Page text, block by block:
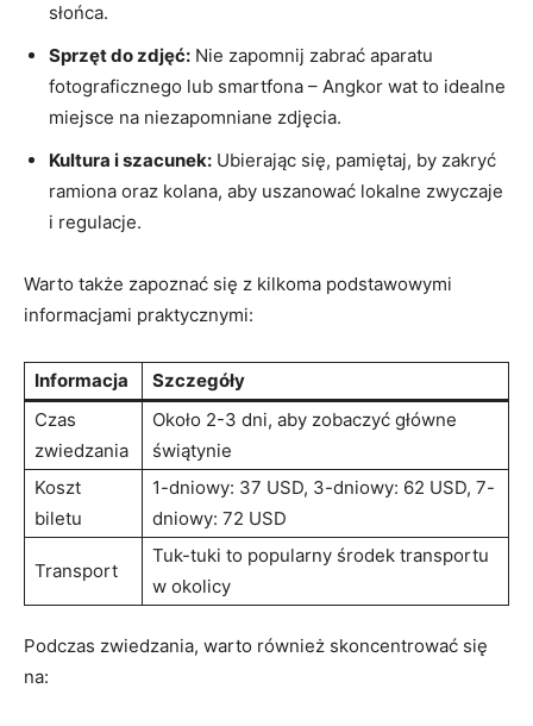
słońca.
Sprzęt do zdjęć: Nie zapomnij zabrać aparatu
fotograficznego lub smartfona – Angkor wat to idealne
miejsce na niezapomniane zdjęcia.
Kultura i szacunek: Ubierając się, pamiętaj, by zakryć
ramiona oraz kolana, aby uszanować lokalne zwyczaje
i regulacje.
Warto także zapoznać się z kilkoma podstawowymi
informacjami praktycznymi:
Informacja
Szczegóły
Czas
zwiedzania
Około 2-3 dni, aby zobaczyć główne
świątynie
Koszt
biletu
1-dniowy: 37 USD, 3-dniowy: 62 USD, 7-
dniowy: 72 USD
Transport
Tuk-tuki to popularny środek transportu
w okolicy
Podczas zwiedzania, warto również skoncentrować się
na: